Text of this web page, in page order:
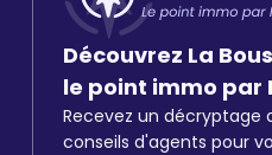
Découvrez La
le point immo par
Recevez un décryptage
conseils d'agents pour